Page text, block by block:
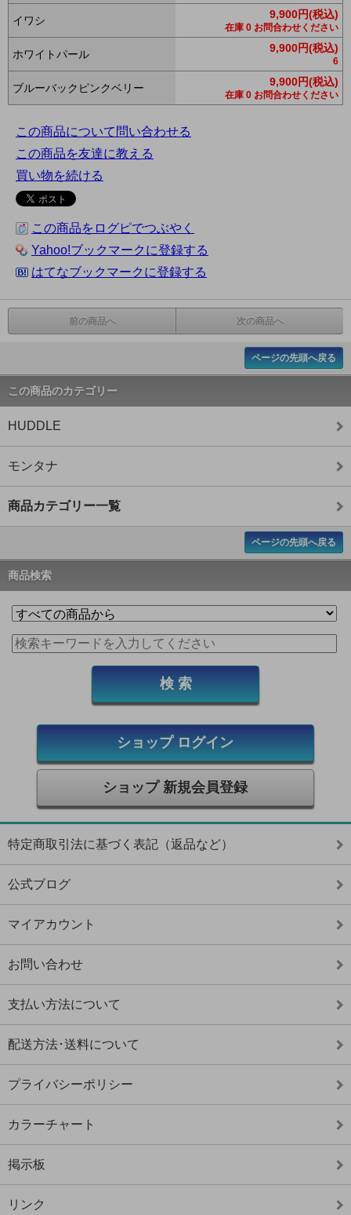
イワシ 9,900円(税込)
在庫 0 お問合わせください
ホワイトパール 9,900円(税込)
6
ブルーバックピンクベリー 9,900円(税込)
在庫 0 お問合わせください
この商品について問い合わせる
この商品を友達に教える
買い物を続ける
この商品をログピでつぶやく
Yahoo!ブックマークに登録する
はてなブックマークに登録する
前の商品へ 次の商品へ
ページの先頭へ戻る
この商品のカテゴリー
HUDDLE
モンタナ
商品カテゴリー一覧
ページの先頭へ戻る
商品検索
ショップ ログイン
ショップ 新規会員登録
特定商取引法に基づく表記（返品など）
公式ブログ
マイアカウント
お問い合わせ
支払い方法について
配送方法･送料について
プライバシーポリシー
カラーチャート
掲示板
リンク